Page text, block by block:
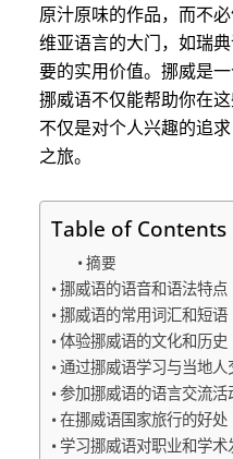
原汁原味的作品，而不
维亚语言的大门，如瑞
要的实用价值。挪威是
挪威语不仅能帮助你在
不仅是对个人兴趣的追
之旅。
Table of Contents
摘要
挪威语的语音和语法特点
挪威语的常用词汇和短语
体验挪威语的文化和历史
通过挪威语学习与当地人
参加挪威语的语言交流活
在挪威语国家旅行的好处
学习挪威语对职业和学术